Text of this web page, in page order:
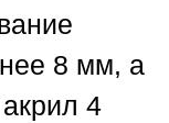
8 мм, а
4